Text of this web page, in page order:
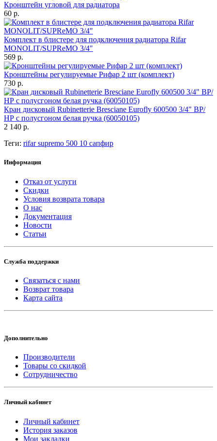
Кронштейн угловой для радиатора
60 р.
Комплект в блистере для подключения радиатора Rifar
MONOLIT/SUPReMO 3/4"
569 р.
Кронштейны регулируемые Рифар 2 шт (комплект)
730 р.
Кран дисковый Rubinetterie Bresciane Eurofly 600500 3/4" ВР/
НР с полусгоном белая ручка (60050105)
2 140 р.
Теги: rifar supremo 500 10 сапфир
Информация
Отказ от услуги
Скидки
Условия возврата товара
О нас
Документация
Новости
Статьи
Служба поддержки
Связаться с нами
Возврат товара
Карта сайта
Дополнительно
Производители
Товары со скидкой
Сотрудничество
Личный кабинет
Личный кабинет
История заказов
Мои закладки